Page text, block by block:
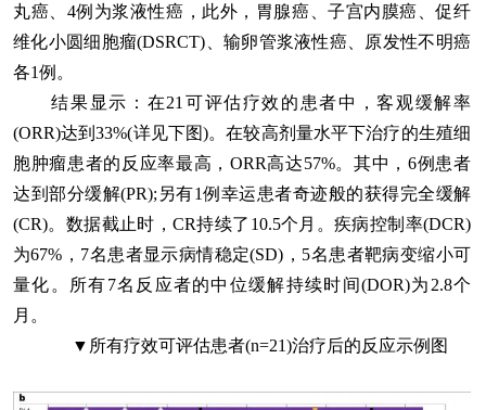
丸癌、4例为浆液性癌，此外，胃腺癌、子宫内膜癌、促纤
维化小圆细胞瘤(DSRCT)、输卵管浆液性癌、原发性不明癌
各1例。
结果显示：在21可评估疗效的患者中，客观缓解率
(ORR)达到33%(详见下图)。在较高剂量水平下治疗的生殖细
胞肿瘤患者的反应率最高，ORR高达57%。其中，6例患者
达到部分缓解(PR);另有1例幸运患者奇迹般的获得完全缓解
(CR)。数据截止时，CR持续了10.5个月。疾病控制率(DCR)
为67%，7名患者显示病情稳定(SD)，5名患者靶病变缩小可
量化。所有7名反应者的中位缓解持续时间(DOR)为2.8个
月。
▼所有疗效可评估患者(n=21)治疗后的反应示例图